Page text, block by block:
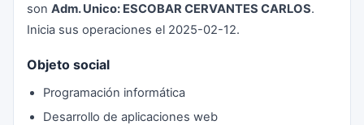
son Adm. Unico: ESCOBAR CERVANTES CARLOS.
Inicia sus operaciones el 2025-02-12.
Objeto social
Programación informática
Desarrollo de aplicaciones web